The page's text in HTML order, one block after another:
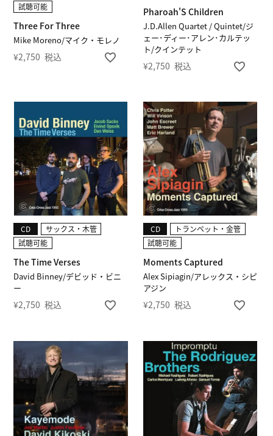
Mike Moreno/マイク・モレノ
Three For Three
試聴可能
¥2,750 税込
J.D.Allen Quartet / Quintet/ジ
ェー･ディー･アレン･カルテッ
ト/クインテット
Pharoah'S Children
¥2,750 税込
David Binney/デビッド・ビニ
ー
The Time Verses
CD
サックス・木管
試聴可能
¥2,750 税込
Alex Sipiagin/アレックス・シピ
アジン
Moments Captured
CD
トランペット・金管
試聴可能
¥2,750 税込